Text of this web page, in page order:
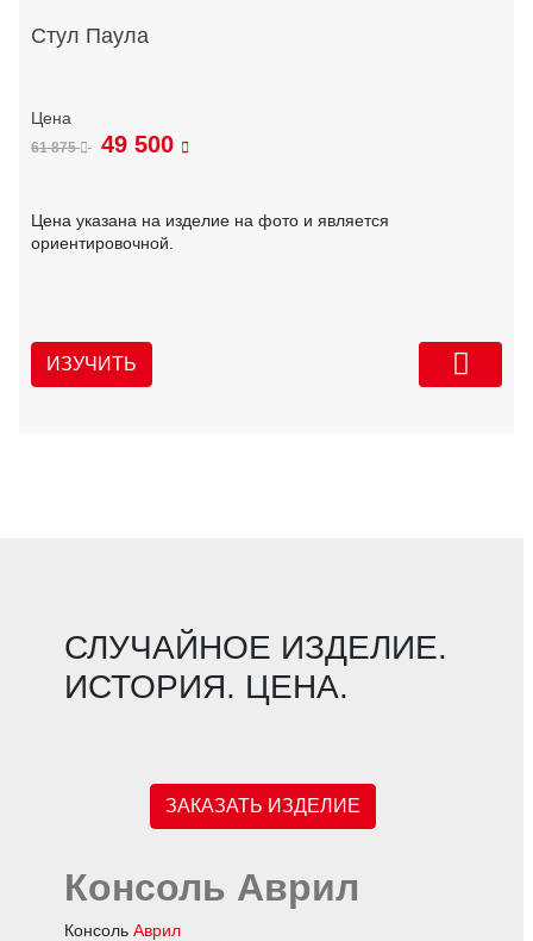
Стул Паула
61 875 49 500
Цена указана на изделие на фото и является
ориентировочной.
ИЗУЧИТЬ
СЛУЧАЙНОЕ ИЗДЕЛИЕ.
ИСТОРИЯ. ЦЕНА.
ЗАКАЗАТЬ ИЗДЕЛИЕ
Консоль Аврил
Консоль Аврил